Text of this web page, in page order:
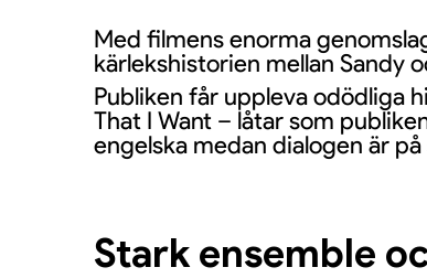
Med filmens enorma
kärlekshistorien mellan Sandy
Publiken får uppleva odödliga
That I Want – låtar som
engelska medan dialogen är på
Stark ensemble